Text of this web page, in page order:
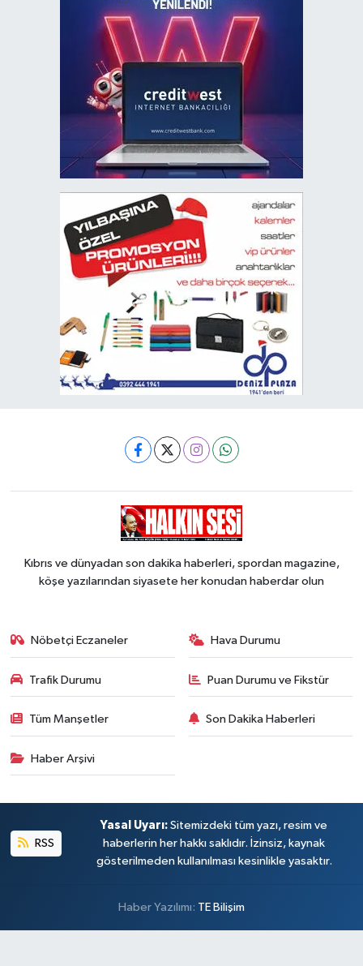
Kıbrıs ve dünyadan son dakika haberleri, spordan magazine,
köşe yazılarından siyasete her konudan haberdar olun
Nöbetçi Eczaneler Hava Durumu
Trafik Durumu Puan Durumu ve Fikstür
Tüm Manşetler Son Dakika Haberleri
Haber Arşivi
RSS
Yasal Uyarı: Sitemizdeki tüm yazı, resim ve
haberlerin her hakkı saklıdır. İzinsiz, kaynak
gösterilmeden kullanılması kesinlikle yasaktır.
Haber Yazılımı: TE Bilişim